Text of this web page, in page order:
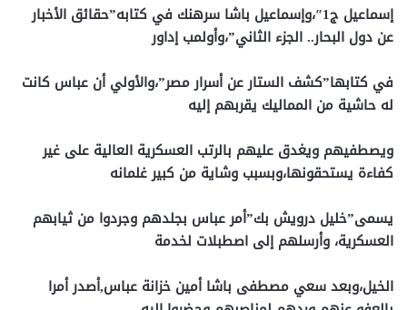
إسماعيل ج1″،وإسماعيل باشا سرهنك في كتابه”حقائق الأخبار
عن دول البحار.. الجزء الثاني”،وأولمب إداور
في كتابها”كشف الستار عن أسرار مصر”،والأولي أن عباس كانت
له حاشية من المماليك يقربهم إليه
ويصطفيهم ويغدق عليهم بالرتب العسكرية العالية على غير
كفاءة يستحقونها،وبسبب وشاية من كبير غلمانه
يسمى”خليل درويش بك”أمر عباس بجلدهم وجردوا من ثيابهم
العسكرية، وأرسلهم إلى اصطبلات لخدمة
الخيل،وبعد سعي مصطفى باشا أمين خزانة عباس,أصدر أمرا